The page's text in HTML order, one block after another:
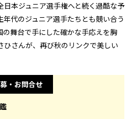
日本ジュニア選手権へと続く過酷な予
代のジュニア選手たちとも競い合う
の舞台で手にした確かな手応えを胸
ひさんが、再び秋のリンクで美しい
・お問合せ